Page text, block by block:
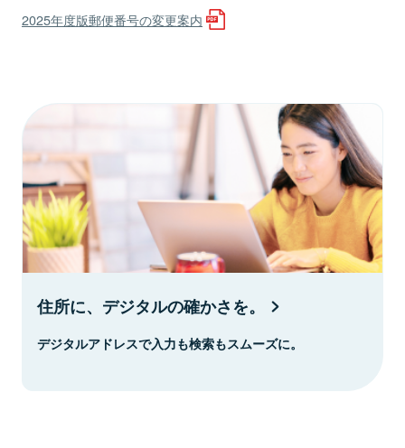
2025年度版郵便番号の変更案内
住所に、デジタルの確かさを。
デジタルアドレスで入力も検索もスムーズに。